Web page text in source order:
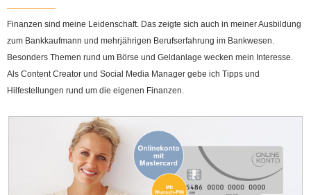
Finanzen sind meine Leidenschaft. Das zeigte sich auch in meiner Ausbildung
zum Bankkaufmann und mehrjährigen Berufserfahrung im Bankwesen.
Besonders Themen rund um Börse und Geldanlage wecken mein Interesse.
Als Content Creator und Social Media Manager gebe ich Tipps und
Hilfestellungen rund um die eigenen Finanzen.